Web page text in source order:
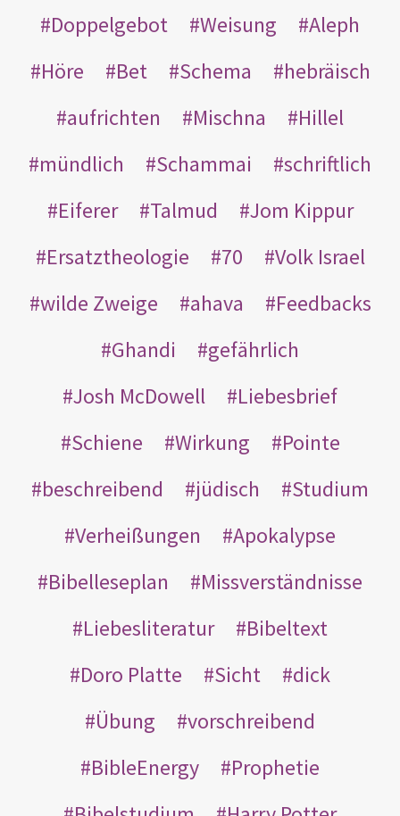
Doppelgebot Weisung
Aleph
Höre
Bet Schema
hebräisch
aufrichten
Mischna
Hillel
mündlich
Schammai
schriftlich
Eiferer
Talmud
Jom Kippur
Ersatztheologie
70
Volk Israel
wilde Zweige
ahava
Feedbacks
Ghandi
gefährlich
Josh McDowell
Liebesbrief
Schiene
Wirkung
Pointe
beschreibend
jüdisch
Studium
Verheißungen
Apokalypse
Bibelleseplan
Missverständnisse
Liebesliteratur
Bibeltext
Doro Platte
Sicht
dick
Übung
vorschreibend
BibleEnergy
Prophetie